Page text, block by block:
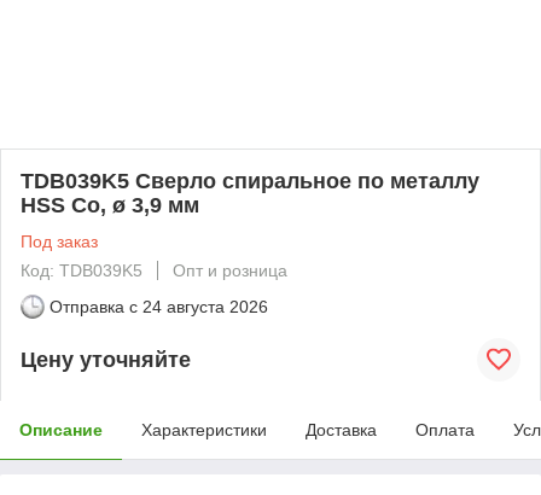
TDB039K5 Сверло спиральное по металлу
HSS Co, ø 3,9 мм
Под заказ
Код: TDB039K5
Опт и розница
Отправка с 24 августа 2026
Цену уточняйте
Описание Характеристики Доставка Оплата